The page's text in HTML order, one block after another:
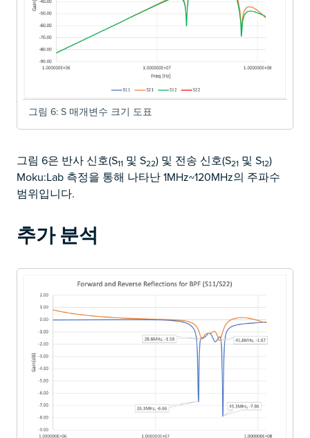
그림 6: S 매개변수 크기 도표
그림 6은 반사 신호(S11 및 S22) 및 전송 신호(S21 및 S12)
Moku:Lab 측정을 통해 나타난 1MHz~120MHz의 주파수
범위입니다.
추가 분석